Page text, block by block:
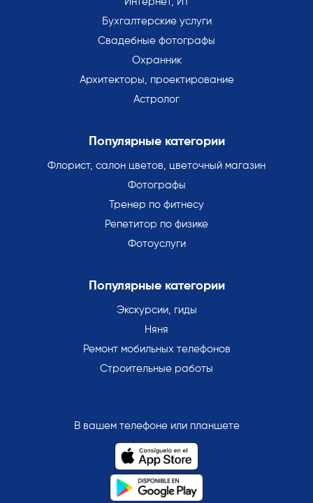
Бухгалтерские услуги
Свадебные фотографы
Охранник
Архитекторы, проектирование
Астролог
Популярные категории
Флорист, салон цветов, цветочный магазин
Фотографы
Тренер по фитнесу
Репетитор по физике
Фотоуслуги
Популярные категории
Экскурсии, гиды
Няня
Ремонт мобильных телефонов
Строительные работы
В вашем телефоне или планшете